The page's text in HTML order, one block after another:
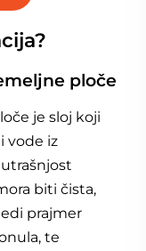
ploče
je sloj koji
vode iz
biti čista,
prajmer
te